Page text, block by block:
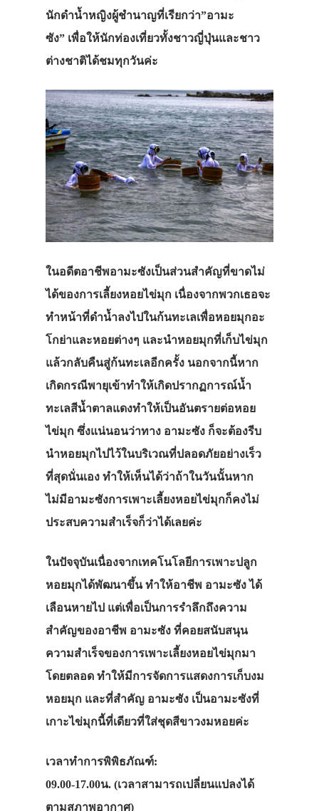
นักดำน้ำหญิงผู้ชำนาญที่เรียกว่า”อามะ
ซัง” เพื่อให้นักท่องเที่ยวทั้งชาวญี่ปุ่นและชาว
ต่างชาติได้ชมทุกวันค่ะ
ในอดีตอาชีพอามะซังเป็นส่วนสำคัญที่ขาดไม่
ได้ของการเลี้ยงหอยไข่มุก เนื่องจากพวกเธอจะ
ทำหน้าที่ดำน้ำลงไปในก้นทะเลเพื่อหอยมุกอะ
โกย่าและหอยต่างๆ และนำหอยมุกที่เก็บไข่มุก
แล้วกลับคืนสู่ก้นทะเลอีกครั้ง นอกจากนี้หาก
เกิดกรณีพายุเข้าทำให้เกิดปรากฏการณ์น้ำ
ทะเลสีน้ำตาลแดงทำให้เป็นอันตรายต่อหอย
ไข่มุก ซึ่งแน่นอนว่าทาง อามะซัง ก็จะต้องรีบ
นำหอยมุกไปไว้ในบริเวณที่ปลอดภัยอย่างเร็ว
ที่สุดนั่นเอง ทำให้เห็นได้ว่าถ้าในวันนั้นหาก
ไม่มีอามะซังการเพาะเลี้ยงหอยไข่มุกก็คงไม่
ประสบความสำเร็จก็ว่าได้เลยค่ะ
ในปัจจุบันเนื่องจากเทคโนโลยีการเพาะปลูก
หอยมุกได้พัฒนาขึ้น ทำให้อาชีพ อามะซัง ได้
เลือนหายไป แต่เพื่อเป็นการรำลึกถึงความ
สำคัญของอาชีพ อามะซัง ที่คอยสนับสนุน
ความสำเร็จของการเพาะเลี้ยงหอยไข่มุกมา
โดยตลอด ทำให้มีการจัดการแสดงการเก็บงม
หอยมุก และที่สำคัญ อามะซัง เป็นอามะซังที่
เกาะไข่มุกนี้ที่เดียวที่ใส่ชุดสีขาวงมหอยค่ะ
เวลาทำการพิพิธภัณฑ์:
09.00-17.00น. (เวลาสามารถเปลี่ยนแปลงได้
ตามสภาพอากาศ)